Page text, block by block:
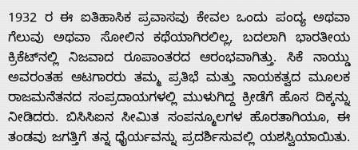
1932 ರ ಈ ಐತಿಹಾಸಿಕ ಪ್ರವಾಸವು ಕೇವಲ ಒಂದು ಪಂದ್ಯ ಅಥವಾ
ಗೆಲುವು ಅಥವಾ ಸೋಲಿನ ಕಥೆಯಾಗಿರಲಿಲ್ಲ, ಬದಲಾಗಿ ಭಾರತೀಯ
ಕ್ರಿಕೆಟ್‌ನಲ್ಲಿ ನಿಜವಾದ ರೂಪಾಂತರದ ಆರಂಭವಾಗಿತ್ತು. ಸಿಕೆ ನಾಯ್ಡು
ಅವರಂತಹ ಆಟಗಾರರು ತಮ್ಮ ಪ್ರತಿಭೆ ಮತ್ತು ನಾಯಕತ್ವದ ಮೂಲಕ
ರಾಜಮನೆತನದ ಸಂಪ್ರದಾಯಗಳಲ್ಲಿ ಮುಳುಗಿದ್ದ ಕ್ರೀಡೆಗೆ ಹೊಸ ದಿಕ್ಕನ್ನು
ನೀಡಿದರು. ಬಿಸಿಸಿಐನ ಸೀಮಿತ ಸಂಪನ್ಮೂಲಗಳ ಹೊರತಾಗಿಯೂ, ಈ
ತಂಡವು ಜಗತ್ತಿಗೆ ತನ್ನ ಧೈರ್ಯವನ್ನು ಪ್ರದರ್ಶಿಸುವಲ್ಲಿ ಯಶಸ್ವಿಯಾಯಿತು.